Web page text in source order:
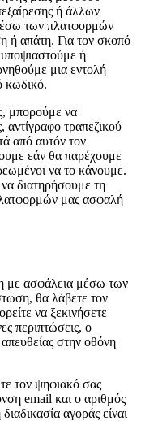
ή άλλων
των πλατφορμών
ή απάτη. Για τον σκοπό
ή
μια εντολή
κωδικό.
μπορούμε να
αντίγραφο τραπεζικού
από αυτόν τον
εάν θα παρέχουμε
να το κάνουμε.
διατηρήσουμε τη
μας ασφαλή
με ασφάλεια μέσω των
θα λάβετε τον
να ξεκινήσετε
περιπτώσεις, ο
στην οθόνη
τον ψηφιακό σας
email και ο αριθμός
αγοράς είναι